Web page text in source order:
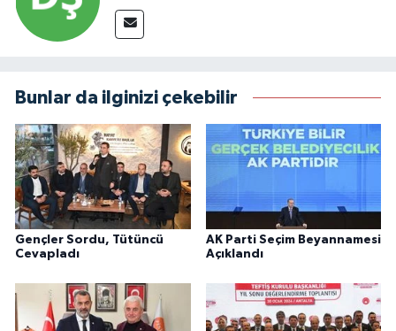
Bunlar da ilginizi çekebilir
Gençler Sordu, Tütüncü
Cevapladı
AK Parti Seçim Beyannamesi
Açıklandı